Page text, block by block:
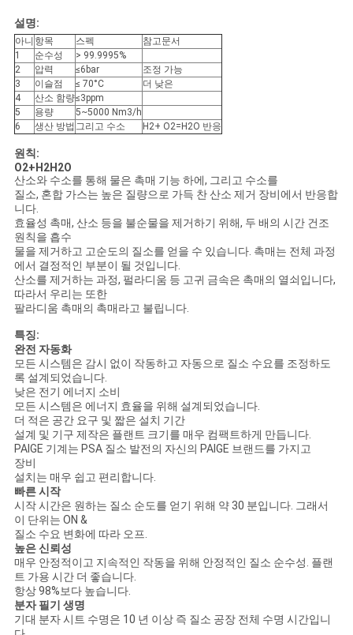
사
례
견
적
요
청
NEWS
사
이
트
맵
개
인
정
보
보
호
설명:
아니 항목 스펙
참고문서
1
순수성
> 99.9995%
2
압력 ≤6bar
조정 가능
3
이슬점 ≤ 70°C
더 낮은
4
산소 함량≤3ppm
5
용량
5~5000 Nm3/h
6
생산 방법 그리고 수소 H2+ O2=H2O 반응
원칙:
O2+H2H2O
산소와 수소를 통해 물은 촉매 기능 하에, 그리고 수소를
질소, 혼합 가스는 높은 질량으로 가득 찬 산소 제거 장비에서 반응합
니다.
효율성 촉매, 산소 등을 불순물을 제거하기 위해, 두 배의 시간 건조
원칙을 흡수
물을 제거하고 고순도의 질소를 얻을 수 있습니다. 촉매는 전체 과정
에서 결정적인 부분이 될 것입니다.
산소를 제거하는 과정, 펄라디움 등 고귀 금속은 촉매의 열쇠입니다,
따라서 우리는 또한
팔라디움 촉매의 촉매라고 불립니다.
특징:
완전 자동화
모든 시스템은 감시 없이 작동하고 자동으로 질소 수요를 조정하도
록 설계되었습니다.
낮은 전기 에너지 소비
모든 시스템은 에너지 효율을 위해 설계되었습니다.
더 적은 공간 요구 및 짧은 설치 기간
설계 및 기구 제작은 플랜트 크기를 매우 컴팩트하게 만듭니다.
PAIGE 기계는 PSA 질소 발전의 자신의 PAIGE 브랜드를 가지고
장비
설치는 매우 쉽고 편리합니다.
빠른 시작
시작 시간은 원하는 질소 순도를 얻기 위해 약 30 분입니다. 그래서
이 단위는 ON &
질소 수요 변화에 따라 오프.
높은 신뢰성
매우 안정적이고 지속적인 작동을 위해 안정적인 질소 순수성. 플랜
트 가용 시간 더 좋습니다.
항상 98%보다 높습니다.
분자 필기 생명
기대 분자 시트 수명은 10 년 이상 즉 질소 공장 전체 수명 시간입니